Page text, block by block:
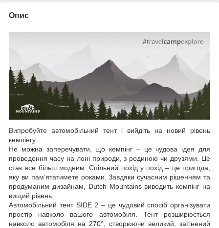
Опис
Випробуйте автомобільний тент і вийдіть на новий рівень
кемпінгу.
Не можна заперечувати, що кемпінг – це чудова ідея для
проведення часу на лоні природи, з родиною чи друзями. Це
стає все більш модним. Спільний похід у похід – це пригода,
яку ви пам’ятатимете роками. Завдяки сучасним рішенням та
продуманим дизайнам, Dutch Mountains виводить кемпінг на
вищий рівень.
Автомобільний тент SIDE 2 – це чудовий спосіб організувати
простір навколо вашого автомобіля. Тент розширюється
навколо автомобіля на 270°, створюючи великий, затінений